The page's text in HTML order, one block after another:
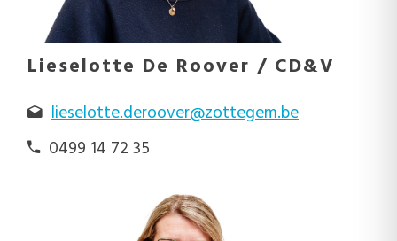
Lieselotte De Roover / CD&V
lieselotte.deroover@zottegem.be
0499 14 72 35